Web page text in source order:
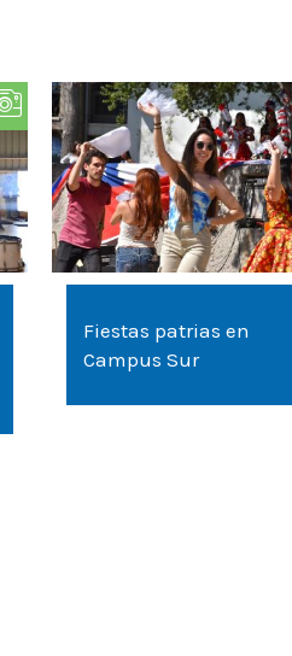
Fiestas patrias en
Campus Sur